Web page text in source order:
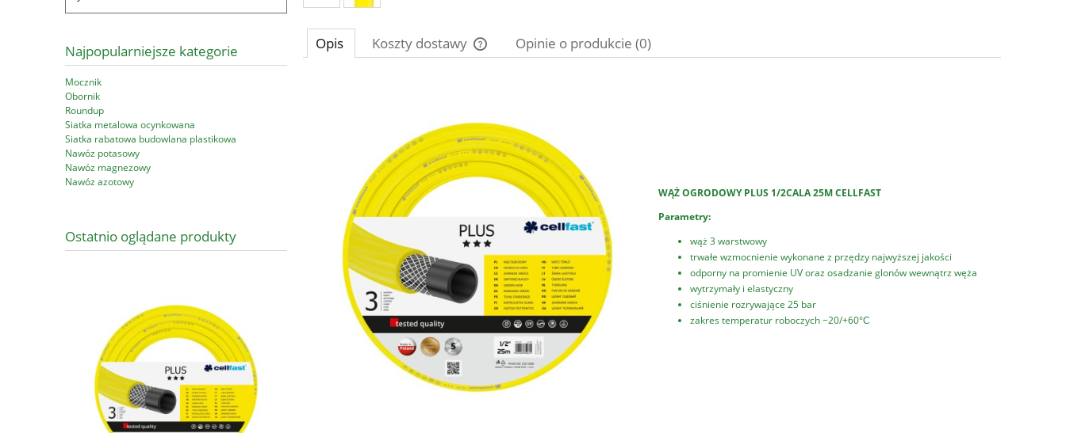
Najpopularniejsze kategorie
Mocznik
Obornik
Roundup
Siatka metalowa ocynkowana
Siatka rabatowa budowlana plastikowa
Nawóz potasowy
Nawóz magnezowy
Nawóz azotowy
Ostatnio oglądane produkty
Opis Koszty dostawy Opinie o produkcie (0)
WĄŻ OGRODOWY PLUS 1/2CALA 25M CELLFAST
Parametry:
wąż 3 warstwowy
trwałe wzmocnienie wykonane z przędzy najwyższej jakości
odporny na promienie UV oraz osadzanie glonów wewnątrz węża
wytrzymały i elastyczny
ciśnienie rozrywające 25 bar
zakres temperatur roboczych −20/+60°С